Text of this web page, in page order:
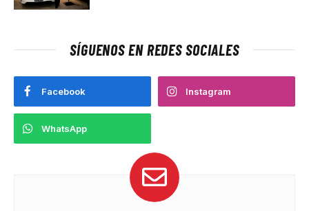
SÍGUENOS EN REDES SOCIALES
Facebook Instagram
WhatsApp